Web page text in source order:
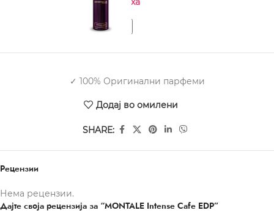
✓ 100% Оригинални парфеми
Додај во омилени
SHARE:
Рецензии
Нема рецензии.
Дајте своја рецензија за “MONTALE Intense Cafe EDP”